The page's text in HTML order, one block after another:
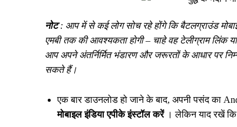
नोट: आप में से कई लोग सोच रहे होंगे कि बैटलग्राउंड
एमबी तक की आवश्यकता होगी – चाहे वह टेलीग्राम लिंक
आप अपने अंतर्निर्मित भंडारण और जरूरतों के आधार पर
सकते हैं।
एक बार डाउनलोड हो जाने के बाद, अपनी पसंद का
मोबाइल इंडिया एपीके इंस्टॉल करें। लेकिन याद रखें